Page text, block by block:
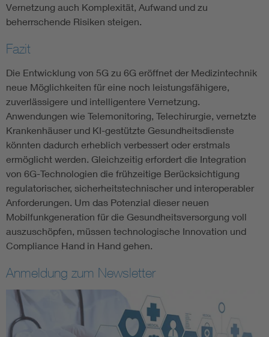
Vernetzung auch Komplexität, Aufwand und zu
beherrschende Risiken steigen.
Fazit
Die Entwicklung von 5G zu 6G eröffnet der Medizintechnik
neue Möglichkeiten für eine noch leistungsfähigere,
zuverlässigere und intelligentere Vernetzung.
Anwendungen wie Telemonitoring, Telechirurgie, vernetzte
Krankenhäuser und KI-gestützte Gesundheitsdienste
könnten dadurch erheblich verbessert oder erstmals
ermöglicht werden. Gleichzeitig erfordert die Integration
von 6G-Technologien die frühzeitige Berücksichtigung
regulatorischer, sicherheitstechnischer und interoperabler
Anforderungen. Um das Potenzial dieser neuen
Mobilfunkgeneration für die Gesundheitsversorgung voll
auszuschöpfen, müssen technologische Innovation und
Compliance Hand in Hand gehen.
Anmeldung zum Newsletter